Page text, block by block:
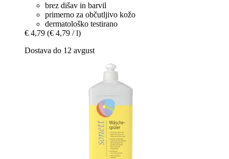
brez dišav in barvil
primerno za občutljivo kožo
dermatološko testirano
€ 4,79 (€ 4,79 / l)
Dostava do 12 avgust